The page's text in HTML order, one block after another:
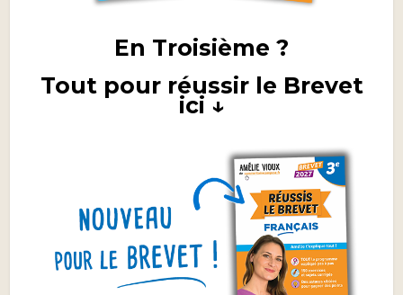
En Troisième ?
Tout pour réussir le Brevet
ici ↓